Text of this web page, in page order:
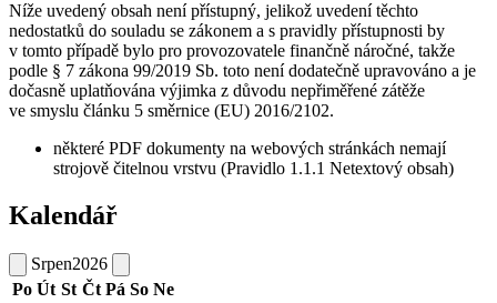
Níže uvedený obsah není přístupný, jelikož uvedení těchto
nedostatků do souladu se zákonem a s pravidly přístupnosti by
v tomto případě bylo pro provozovatele finančně náročné, takže
podle § 7 zákona 99/2019 Sb. toto není dodatečně upravováno a je
dočasně uplatňována výjimka z důvodu nepřiměřené zátěže
ve smyslu článku 5 směrnice (EU) 2016/2102.
některé PDF dokumenty na webových stránkách nemají
strojově čitelnou vrstvu (Pravidlo 1.1.1 Netextový obsah)
Kalendář
Srpen2026
Po Út St Čt Pá So Ne